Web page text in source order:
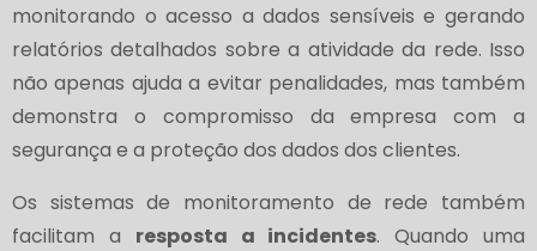
monitorando o acesso a dados sensíveis e gerando
relatórios detalhados sobre a atividade da rede. Isso
não apenas ajuda a evitar penalidades, mas também
demonstra o compromisso da empresa com a
segurança e a proteção dos dados dos clientes.
Os sistemas de monitoramento de rede também
facilitam a resposta a incidentes. Quando uma